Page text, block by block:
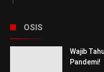
OSIS
Wajib
Pandemi!